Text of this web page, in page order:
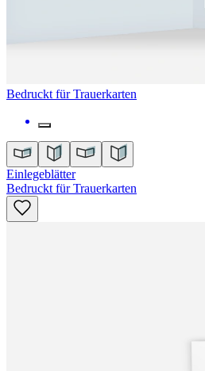
Bedruckt für Trauerkarten
Einlegeblätter
Bedruckt für Trauerkarten